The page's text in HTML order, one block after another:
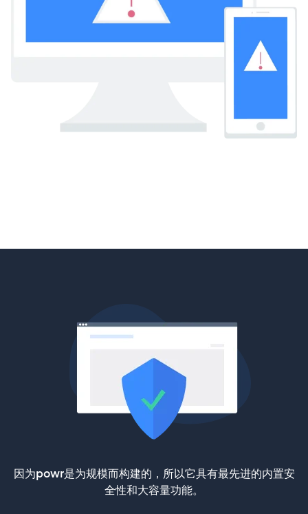
因为powr是为规模而构建的，所以它具有最先进的内置安
全性和大容量功能。